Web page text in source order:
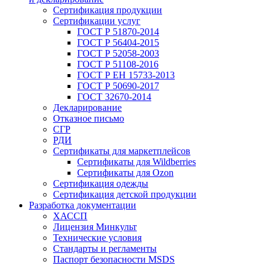
Сертификация продукции
Сертификации услуг
ГОСТ Р 51870-2014
ГОСТ Р 56404-2015
ГОСТ Р 52058-2003
ГОСТ Р 51108-2016
ГОСТ Р ЕН 15733-2013
ГОСТ Р 50690-2017
ГОСТ 32670-2014
Декларирование
Отказное письмо
СГР
РДИ
Сертификаты для маркетплейсов
Сертификаты для Wildberries
Сертификаты для Ozon
Сертификация одежды
Сертификация детской продукции
Разработка документации
ХАССП
Лицензия Минкульт
Технические условия
Стандарты и регламенты
Паспорт безопасности MSDS